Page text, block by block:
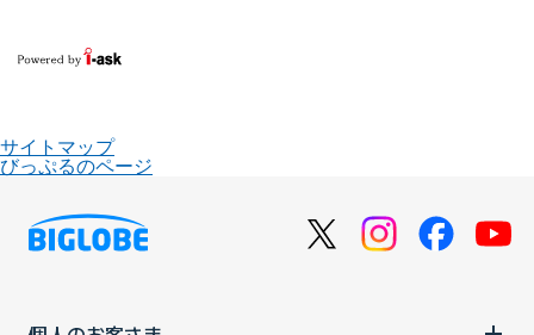
サイトマップ
びっぷるのページ